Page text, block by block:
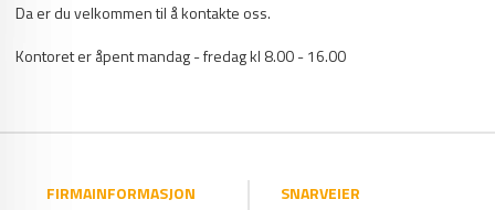
Da er du velkommen til å kontakte oss.
Kontoret er åpent mandag - fredag kl 8.00 - 16.00
FIRMAINFORMASJON
SNARVEIER